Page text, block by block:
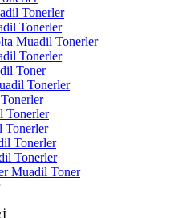
Tonerler
Tonerler
Muadil Tonerler
Tonerler
Toner
Tonerler
Tonerler
Tonerler
Tonerler
Tonerler
Muadil Toner